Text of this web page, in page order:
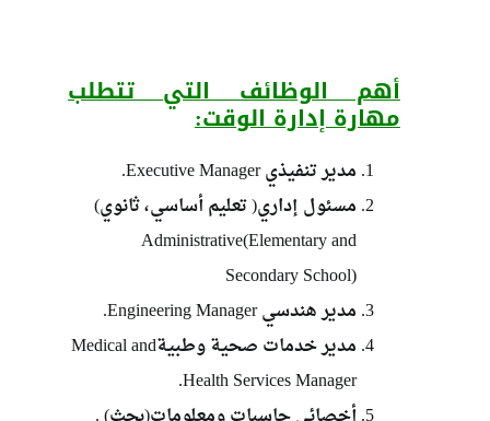
أهم الوظائف التي تتطلب
مهارة إدارة الوقت:
مدير تنفيذي Executive Manager.
مسئول إداري( تعليم أساسي، ثانوي)
Administrative(Elementary and
Secondary School)
مدير هندسي Engineering Manager.
مدير خدمات صحية وطبيةMedical and
Health Services Manager.